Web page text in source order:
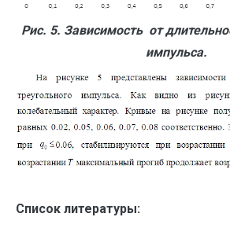
Рис. 5. Зависимость от
импульса.
Список литературы: